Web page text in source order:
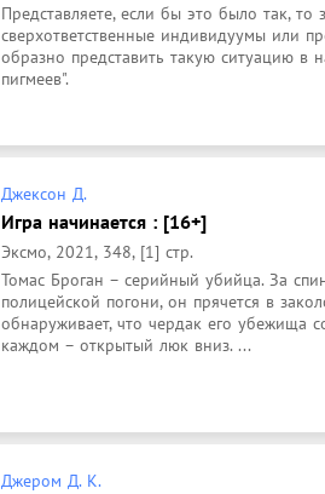
Представляете, если бы это было так,
сверхответственные индивидуумы или
образно представить такую ситуацию в
пигмеев".
Джексон Д.
Игра начинается : [16+]
Эксмо, 2021, 348, [1] стр.
Томас Броган – серийный убийца. За
полицейской погони, он прячется в
обнаруживает, что чердак его убежища
каждом – открытый люк вниз. ...
Джером Д. К.